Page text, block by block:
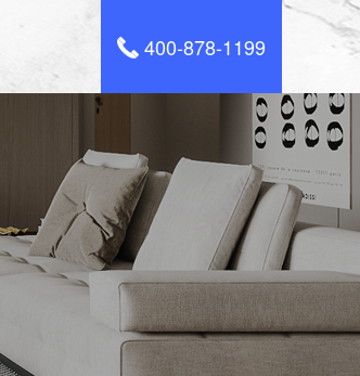
400-878-1199